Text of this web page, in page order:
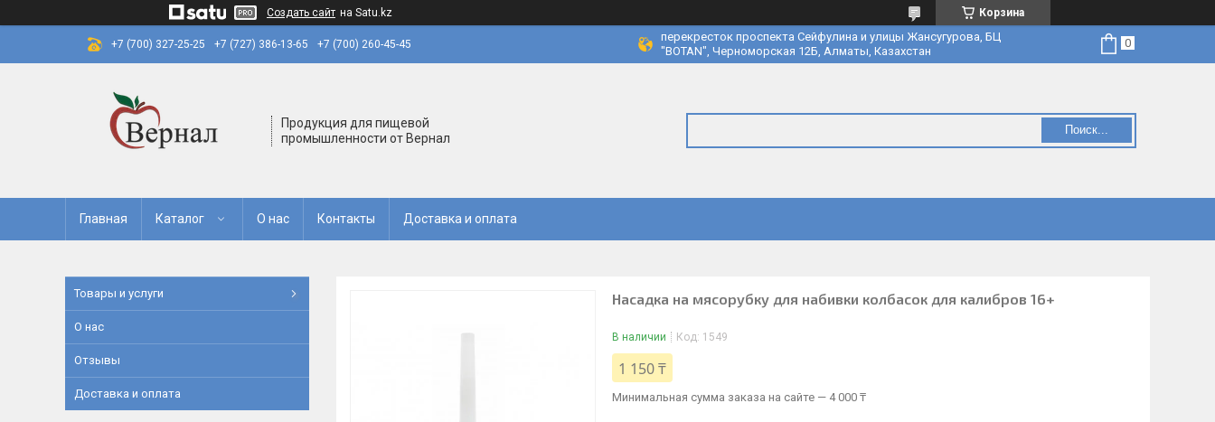
Создать сайт на Satu.kz Корзина
+7 (700) 327-25-25 +7 (727) 386-13-65 +7 (700) 260-45-45
перекресток проспекта Сейфулина и улицы Жансугурова, БЦ
"BOTAN", Черноморская 12Б, Алматы, Казахстан
Продукция для пищевой
промышленности от Вернал
Поиск...
Главная Каталог О нас Контакты Доставка и оплата
Насадка на мясорубку для набивки колбасок для калибров 16+
В наличии Код: 1549
1 150 ₸
Минимальная сумма заказа на сайте — 4 000 ₸
Товары и услуги
О нас
Отзывы
Доставка и оплата